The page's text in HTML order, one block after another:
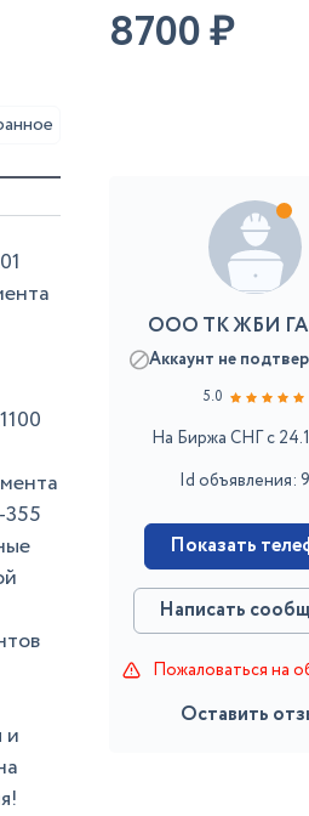
8700₽
и
ООО ТК ЖБИ
Аккаунт не
5.0
На Биржа СНГ с
Id объявления:
Показать
Написать
Пожаловаться на
Оставить